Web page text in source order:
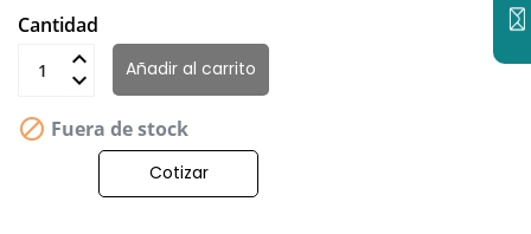
Cantidad
Añadir al carrito
 Fuera de stock
Cotizar